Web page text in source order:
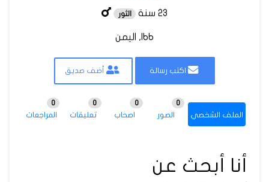
23 سنة الثور
Ibb, اليمن
اكتب رسالة أضف صديق
الملف الشخصي الصور
0
اصحاب
0
تعليقات
0
المراجعات
0
أنا أبحث عن